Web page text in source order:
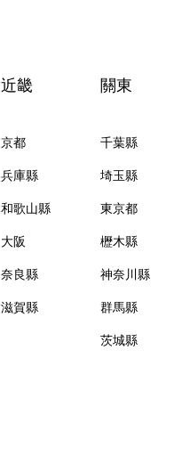
近畿
京都
兵庫縣
和歌山縣
大阪
奈良縣
滋賀縣
關東
千葉縣
埼玉縣
東京都
櫪木縣
神奈川縣
群馬縣
茨城縣